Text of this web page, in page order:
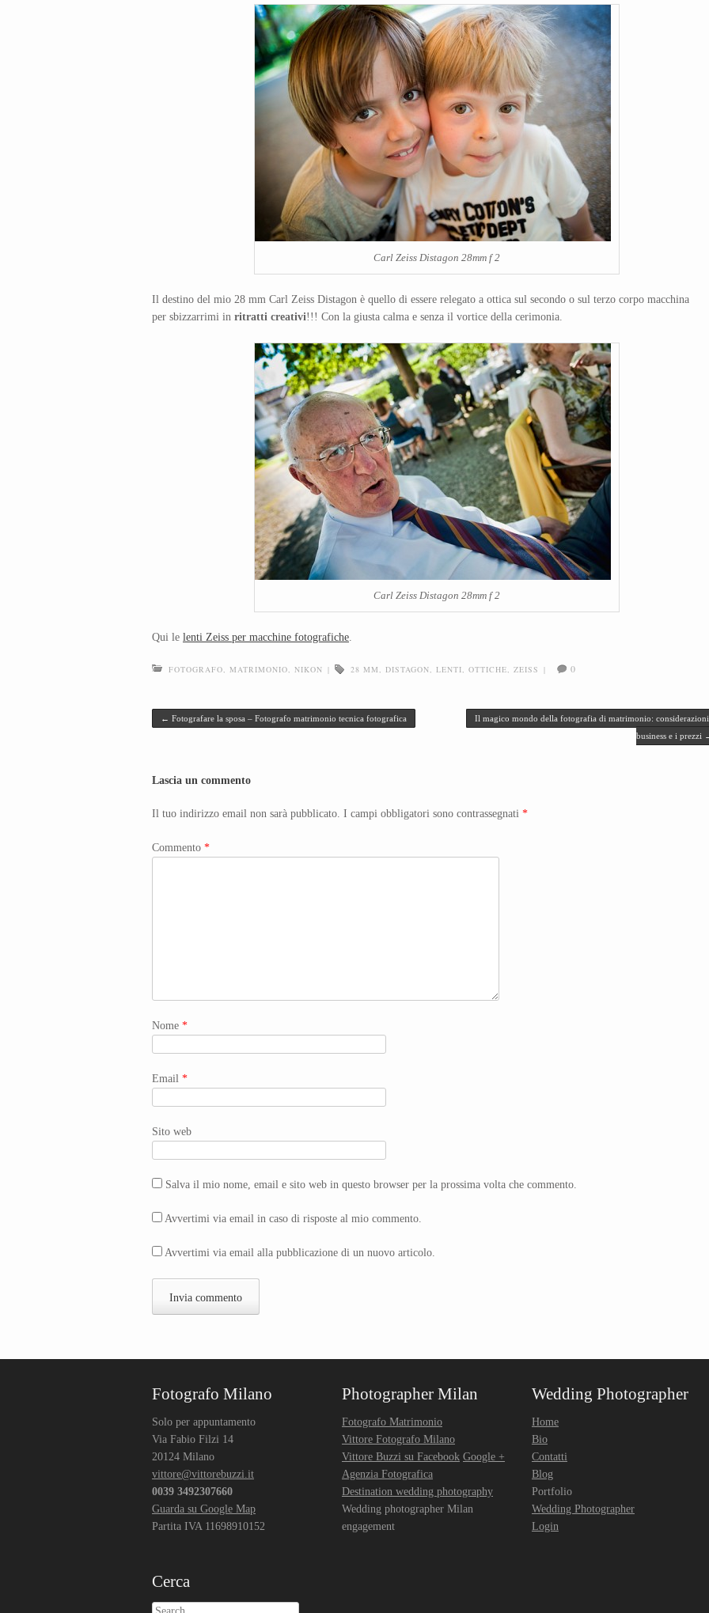
Carl Zeiss Distagon 28mm f 2
Il destino del mio 28 mm Carl Zeiss Distagon è quello di essere relegato a ottica sul secondo o sul terzo corpo macchina
per sbizzarrimi in ritratti creativi!!! Con la giusta calma e senza il vortice della cerimonia.
Carl Zeiss Distagon 28mm f 2
Qui le lenti Zeiss per macchine fotografiche.
FOTOGRAFO, MATRIMONIO, NIKON | 28 MM, DISTAGON, LENTI, OTTICHE, ZEISS | 0
Post navigation
← Fotografare la sposa – Fotografo matrimonio tecnica fotografica
Il magico mondo della fotografia di matrimonio:
business e i prezzi
Lascia un commento
Il tuo indirizzo email non sarà pubblicato. I campi obbligatori sono contrassegnati *
Commento *
Nome *
Email *
Sito web
Salva il mio nome, email e sito web in questo browser per la prossima volta che commento.
Avvertimi via email in caso di risposte al mio commento.
Avvertimi via email alla pubblicazione di un nuovo articolo.
Fotografo Milano
Solo per appuntamento
Via Fabio Filzi 14
20124 Milano
vittore@vittorebuzzi.it
0039 3492307660
Guarda su Google Map
Partita IVA 11698910152
Cerca
Search
Photographer Milan
Fotografo Matrimonio
Vittore Fotografo Milano
Vittore Buzzi su Facebook Google +
Agenzia Fotografica
Destination wedding photography
Wedding photographer Milan
engagement
Wedding Photographer
Home
Bio
Contatti
Blog
Portfolio
Wedding Photographer
Login